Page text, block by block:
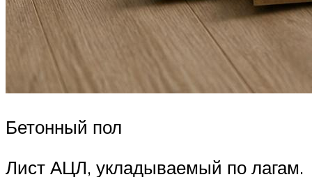
Бетонный пол
Лист АЦЛ, укладываемый по лагам.